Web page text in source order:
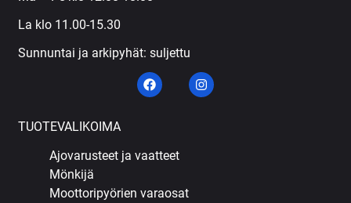
La klo 11.00-15.30
Sunnuntai ja arkipyhät: suljettu
TUOTEVALIKOIMA
Ajovarusteet ja vaatteet
Mönkijä
Moottoripyörien varaosat